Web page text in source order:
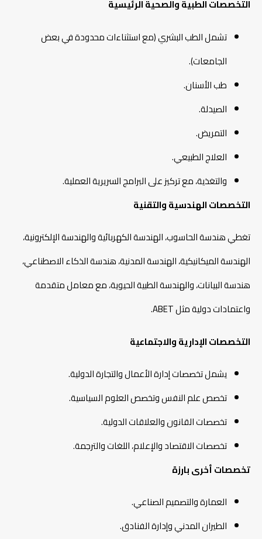
التخصصات الطبية والصحية الرئيسية
تشمل الطب البشري (مع استثناءات محدودة في بعض
الجامعات).
طب الأسنان.
الصيدلة.
التمريض.
العلاج الطبيعي.
والتغذية، مع تركيز على البرامج السريرية العملية.​
التخصصات الهندسية والتقنية
تغطي هندسة الحاسوب، الهندسة الكهربائية والهندسة الإلكترونية،
الهندسة الميكانيكية، الهندسة المدنية، هندسة الذكاء الاصطناعي،
هندسة البيانات، والهندسة الطبية الحيوية، مع معامل متقدمة
واعتمادات دولية مثل ABET.​
التخصصات الإدارية والاجتماعية
يشمل تخصصات إدارة الأعمال والتجارة الدولية.
تخصص علم النفس وتخصص العلوم السياسية.
تخصصات القانون والعلاقات الدولية.
تخصصات الاقتصاد والإعلام، اللغات والترجمة.
تخصصات أخرى بارزة
العمارة والتصميم الصناعي.
الطيران المدني وإدارة الفنادق.